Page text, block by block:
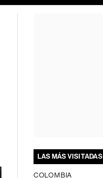
LAS MÁS VISITADAS
COLOMBIA